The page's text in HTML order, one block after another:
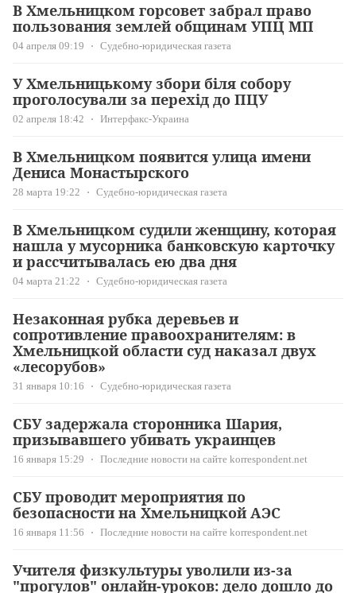
В Хмельницком горсовет забрал право
пользования землей общинам УПЦ МП
04 апреля 09:19 Судебно-юридическая газета
У Хмельницькому збори біля собору
проголосували за перехід до ПЦУ
02 апреля 18:42 Интерфакс-Украина
В Хмельницком появится улица имени
Дениса Монастырского
28 марта 19:22 Судебно-юридическая газета
В Хмельницком судили женщину, которая
нашла у мусорника банковскую карточку
и рассчитывалась ею два дня
04 марта 21:22 Судебно-юридическая газета
Незаконная рубка деревьев и
сопротивление правоохранителям: в
Хмельницкой области суд наказал двух
«лесорубов»
31 января 10:16 Судебно-юридическая газета
СБУ задержала сторонника Шария,
призывавшего убивать украинцев
16 января 15:29 Последние новости на сайте korrespondent.net
СБУ проводит мероприятия по
безопасности на Хмельницкой АЭС
16 января 11:56 Последние новости на сайте korrespondent.net
Учителя физкультуры уволили из-за
"прогулов" онлайн-уроков: дело дошло до